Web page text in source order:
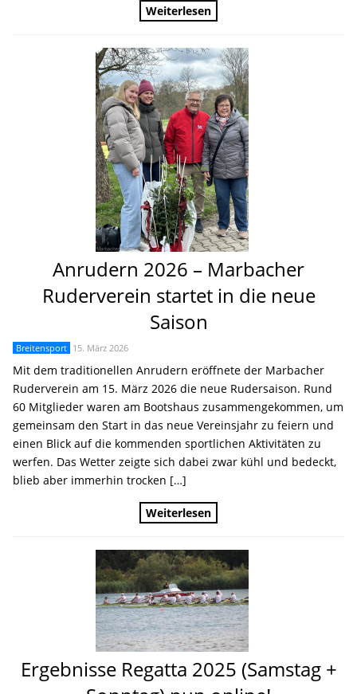
Weiterlesen
Anrudern 2026 – Marbacher
Ruderverein startet in die neue
Saison
Breitensport 15. März 2026
Mit dem traditionellen Anrudern eröffnete der Marbacher
Ruderverein am 15. März 2026 die neue Rudersaison. Rund
60 Mitglieder waren am Bootshaus zusammengekommen, um
gemeinsam den Start in das neue Vereinsjahr zu feiern und
einen Blick auf die kommenden sportlichen Aktivitäten zu
werfen. Das Wetter zeigte sich dabei zwar kühl und bedeckt,
blieb aber immerhin trocken […]
Weiterlesen
Ergebnisse Regatta 2025 (Samstag +